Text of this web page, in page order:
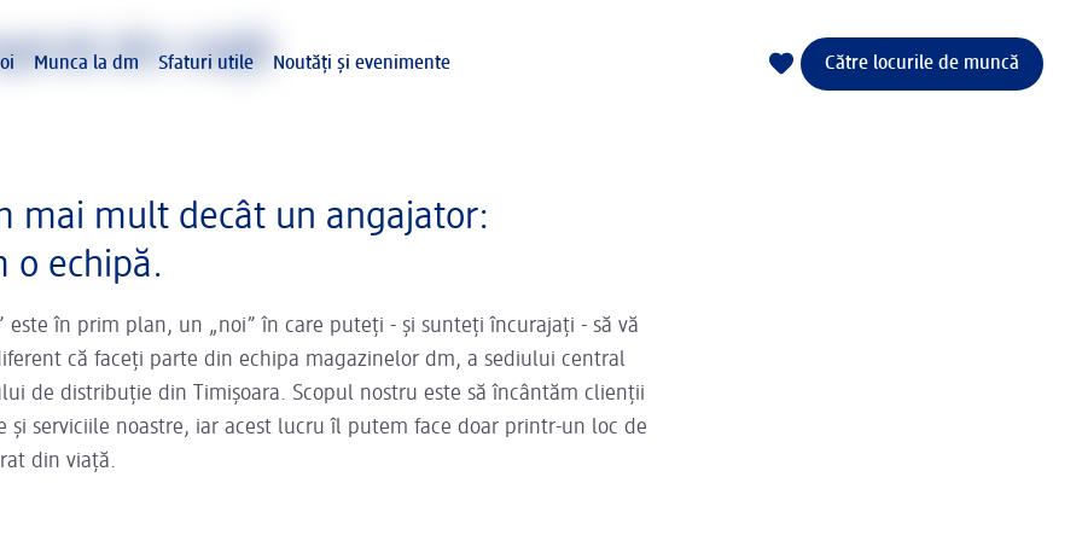
Munca la dm Sfaturi utile Noutăți și evenimente Către locurile de muncă
din viață
mai mult decât un angajator:
o echipă.
este în prim plan, un „noi” în care puteți - și sunteți încurajați - să vă
că faceți parte din echipa magazinelor dm, a sediului central
de distribuție din Timișoara. Scopul nostru este să încântăm clienții
și serviciile noastre, iar acest lucru îl putem face doar printr-un loc de
din viață.